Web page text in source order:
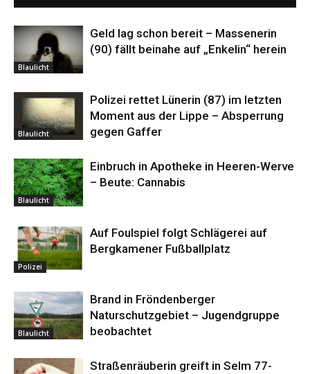
Blaulicht
Geld lag schon bereit – Massenerin
(90) fällt beinahe auf „Enkelin“ herein
Blaulicht
Polizei rettet Lünerin (87) im letzten
Moment aus der Lippe – Absperrung
gegen Gaffer
Blaulicht
Einbruch in Apotheke in Heeren-Werve
– Beute: Cannabis
Polizei
Auf Foulspiel folgt Schlägerei auf
Bergkamener Fußballplatz
Blaulicht
Brand in Fröndenberger
Naturschutzgebiet – Jugendgruppe
beobachtet
Straßenräuberin greift in Selm 77-